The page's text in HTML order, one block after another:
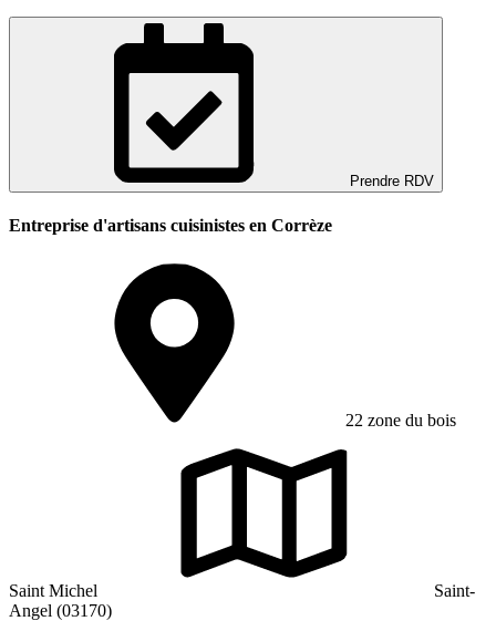
Prendre RDV
Entreprise d'artisans cuisinistes en Corrèze
22 zone du bois
Saint Michel
Saint-
Angel (03170)